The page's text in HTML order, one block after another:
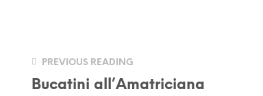
PREVIOUS READING
Bucatini all’Amatriciana